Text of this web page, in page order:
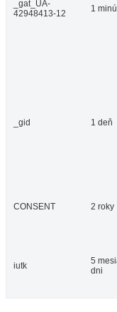
_gat_UA-
42948413-12
1
_gid 1 deň
CONSENT 2 roky
iutk
5
dni